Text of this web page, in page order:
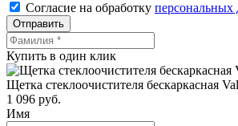
Согласие на обработку персональных
Отправить
Купить в один клик
Щетка стеклоочистителя бескаркасная
1 096 руб.
Имя